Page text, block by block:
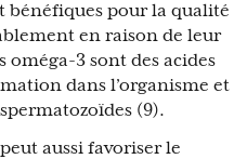
pour la qualité
en raison de leur
oméga-3 sont des acides
dans l’organisme et
(9).
aussi favoriser le